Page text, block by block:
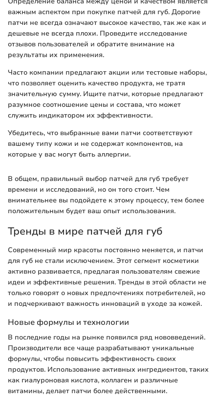
важным аспектом при покупке патчей для губ. Дорогие
патчи не всегда означают высокое качество, так же как и
дешевые не всегда плохи. Проведите исследование
отзывов пользователей и обратите внимание на
результаты их применения.
Часто компании предлагают акции или тестовые наборы,
что позволяет оценить качествo продукта, не тратя
значительную сумму. Ищите патчи, которые предлагают
разумное соотношение цены и состава, что может
служить индикатором их эффективности.
Убедитесь, что выбранные вами патчи соответствуют
вашему типу кожи и не содержат компонентов, на
которые у вас могут быть аллергии.
В общем, правильный выбор патчей для губ требует
времени и исследований, но он того стоит. Чем
внимательнее вы подойдете к этому процессу, тем более
положительным будет ваш опыт использования.
Тренды в мире патчей для губ
Современный мир красоты постоянно меняется, и патчи
для губ не стали исключением. Этот сегмент косметики
активно развивается, предлагая пользователям свежие
идеи и эффективные решения. Тренды в этой области не
только говорят о новых предпочтениях потребителей, но
и подчеркивают важность инноваций в уходе за кожей.
Новые формулы и технологии
В последние годы на рынке появился ряд нововведений.
Производители все чаще разрабатывают уникальные
формулы, чтобы повысить эффективность своих
продуктов. Использование активных ингредиентов, таких
как гиалуроновая кислота, коллаген и различные
витамины, делает патчи более действенными.